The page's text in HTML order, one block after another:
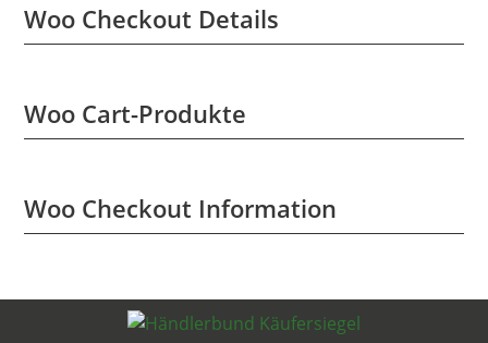
Woo Checkout Details
Woo Cart-Produkte
Woo Checkout Information